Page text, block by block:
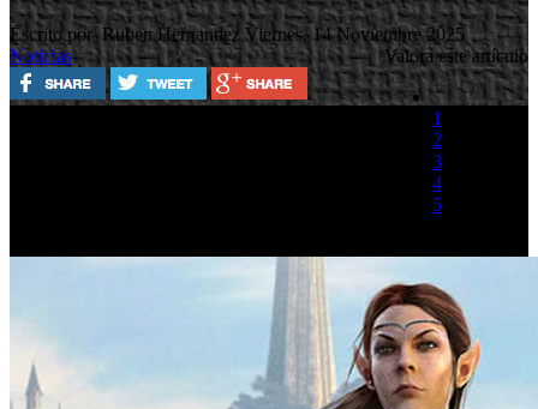
Escrito por Ruben Hernandez Viernes, 14 Noviembre 2025
Noticias
Valora este artículo
1
2
3
4
5